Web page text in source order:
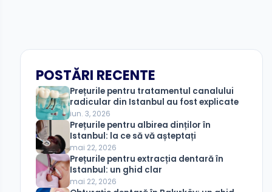
POSTĂRI RECENTE
Prețurile pentru tratamentul canalului
radicular din Istanbul au fost explicate
iun. 3, 2026
Prețurile pentru albirea dinților în
Istanbul: la ce să vă așteptați
mai 22, 2026
Prețurile pentru extracția dentară în
Istanbul: un ghid clar
mai 22, 2026